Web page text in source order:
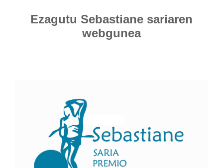
Ezagutu Sebastiane sariaren
webgunea